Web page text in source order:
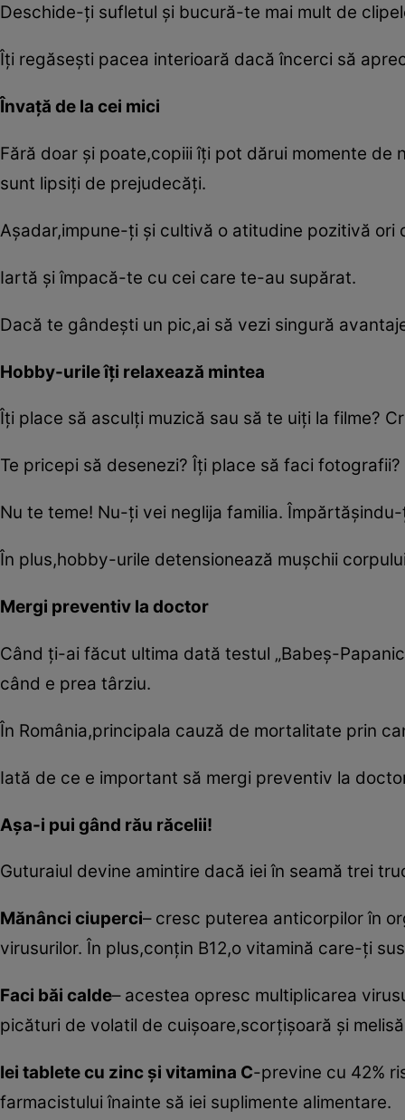
Deschide-ţi sufletul şi bucură-te mai mult de
Îţi regăseşti pacea interioară dacă încerci să
Învaţă de la cei mici
Fără doar şi poate,copiii îţi pot dărui momente
sunt lipsiţi de prejudecăţi.
Aşadar,impune-ţi şi cultivă o atitudine pozitivă
Iartă şi împacă-te cu cei care te-au supărat.
Dacă te gândeşti un pic,ai să vezi singură
Hobby-urile îţi relaxează mintea
Îţi place să asculţi muzică sau să te uiţi la filme?
Te pricepi să desenezi? Îţi place să faci
Nu te teme! Nu-ţi vei neglija familia.
În plus,hobby-urile detensionează muşchii
Mergi preventiv la doctor
Când ţi-ai făcut ultima dată testul „Babeş-
când e prea târziu.
În România,principala cauză de mortalitate prin
Iată de ce e important să mergi preventiv la
Aşa-i pui gând rău răcelii!
Guturaiul devine amintire dacă iei în seamă trei
Mănânci ciuperci– cresc puterea anticorpilor în
virusurilor. În plus,conţin B12,o vitamină care-ţi
Faci băi calde– acestea opresc multiplicarea
picături de volatil de cuişoare,scorţişoară şi
Iei tablete cu zinc şi vitamina C-previne cu 42%
farmacistului înainte să iei suplimente alimentare.